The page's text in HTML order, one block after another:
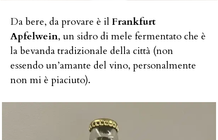
Da bere, da provare è il Frankfurt
Apfelwein, un sidro di mele fermentato che è
la bevanda tradizionale della città (non
essendo un’amante del vino, personalmente
non mi è piaciuto).